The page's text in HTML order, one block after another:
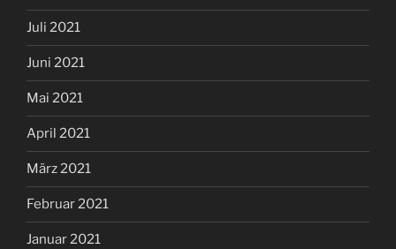
Juli 2021
Juni 2021
Mai 2021
April 2021
März 2021
Februar 2021
Januar 2021